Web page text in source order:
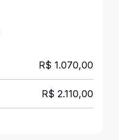
R$ 1.070,00
R$ 2.110,00